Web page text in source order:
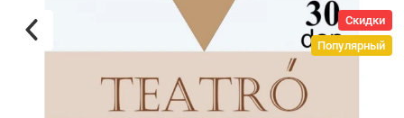
Скидки
Популярный